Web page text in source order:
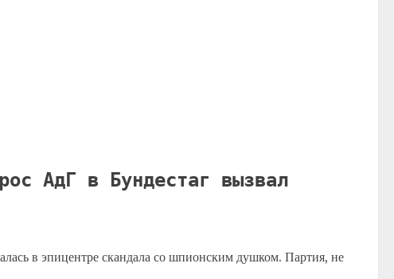
АдГ в Бундестаг вызвал
в эпицентре скандала со шпионским душком. Партия, не